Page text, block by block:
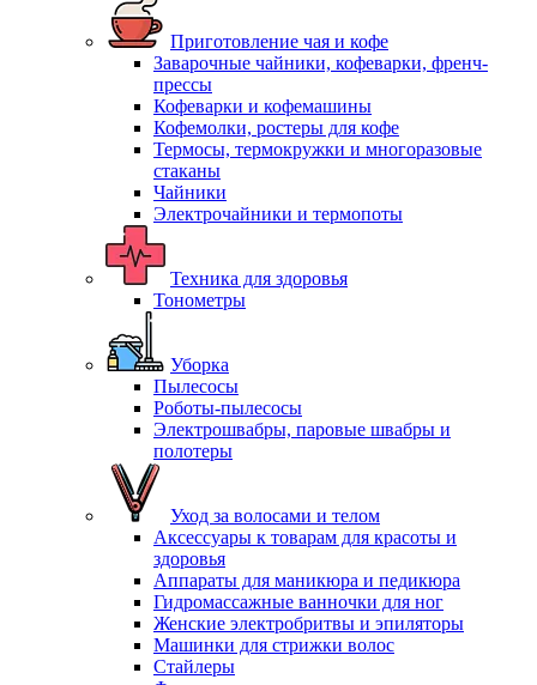
Приготовление чая и кофе
Заварочные чайники, кофеварки, френч-
прессы
Кофеварки и кофемашины
Кофемолки, ростеры для кофе
Термосы, термокружки и многоразовые
стаканы
Чайники
Электрочайники и термопоты
Техника для здоровья
Тонометры
Уборка
Пылесосы
Роботы-пылесосы
Электрошвабры, паровые швабры и
полотеры
Уход за волосами и телом
Аксессуары к товарам для красоты и
здоровья
Аппараты для маникюра и педикюра
Гидромассажные ванночки для ног
Женские электробритвы и эпиляторы
Машинки для стрижки волос
Стайлеры